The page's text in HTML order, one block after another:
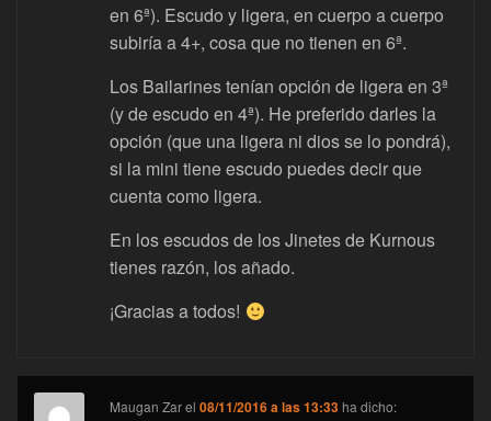
en 6ª). Escudo y ligera, en cuerpo a cuerpo
subiría a 4+, cosa que no tienen en 6ª.
Los Bailarines tenían opción de ligera en 3ª
(y de escudo en 4ª). He preferido darles la
opción (que una ligera ni dios se lo pondrá),
si la mini tiene escudo puedes decir que
cuenta como ligera.
En los escudos de los Jinetes de Kurnous
tienes razón, los añado.
¡Gracias a todos!
Maugan Zarel08/11/2016 a las 13:33 ha dicho: